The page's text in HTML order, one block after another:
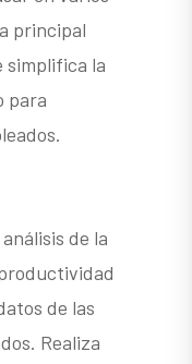
principal
simplifica la
para
de la
de las
Realiza